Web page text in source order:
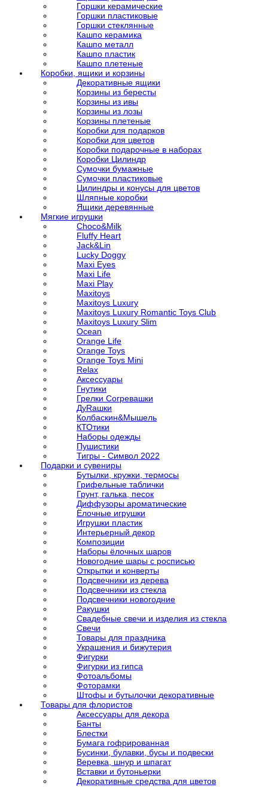
Горшки керамические
Горшки пластиковые
Горшки стеклянные
Кашпо керамика
Кашпо металл
Кашпо пластик
Кашпо плетеные
Коробки, ящики и корзины
Декоративные ящики
Корзины из бересты
Корзины из ивы
Корзины из лозы
Корзины плетеные
Коробки для подарков
Коробки для цветов
Коробки подарочные в наборах
Коробки Цилиндр
Сумочки бумажные
Сумочки пластиковые
Цилиндры и конусы для цветов
Шляпные коробки
Ящики деревянные
Мягкие игрушки
Choco&Milk
Fluffy Heart
Jack&Lin
Lucky Doggy
Maxi Eyes
Maxi Life
Maxi Play
Maxitoys
Maxitoys Luxury
Maxitoys Luxury Romantic Toys Club
Maxitoys Luxury Slim
Ocean
Orange Life
Orange Toys
Orange Toys Mini
Relax
Аксессуары
Гнутики
Грелки Согревашки
ДуRашки
Колбаскин&Мышель
КТОтики
Наборы одежды
Пушистики
Тигры - Символ 2022
Подарки и сувениры
Бутылки, кружки, термосы
Грифельные таблички
Грунт, галька, песок
Диффузоры ароматические
Ёлочные игрушки
Игрушки пластик
Интерьерный декор
Композиции
Наборы ёлочных шаров
Новогодние шары с росписью
Открытки и конверты
Подсвечники из дерева
Подсвечники из стекла
Подсвечники новогодние
Ракушки
Свадебные свечи и изделия из стекла
Свечи
Товары для праздника
Украшения и бижутерия
Фигурки
Фигурки из гипса
Фотоальбомы
Фоторамки
Штофы и бутылочки декоративные
Товары для флористов
Аксессуары для декора
Банты
Блестки
Бумага гофрированная
Бусинки, булавки, бусы и подвески
Веревка, шнур и шпагат
Вставки и бутоньерки
Декоративные средства для цветов